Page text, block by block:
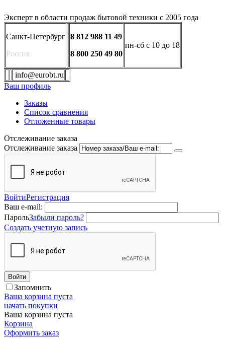
Эксперт в области продаж бытовой техники с 2005 года
Санкт-Петербург
Россия
8 812 988 11 49
8 800 250 49 80
пн-сб с 10 до 18
info@eurobt.ru
Ваш профиль
Заказы
Список сравнения
Отложенные товары
Отслеживание заказа
Отслеживание заказа
ВойтиРегистрация
Ваш e-mail:
ПарольЗабыли пароль?
Создать учетную запись
Войти
Запомнить
Ваша корзина пуста
начать покупки
Ваша корзина пуста
Корзина
Оформить заказ